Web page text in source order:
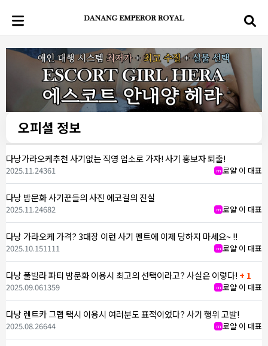
오피셜 정보
다낭가라오케추천 사기없는 직영 업소로 가자! 사기 홍보자 퇴출!
m 로얄 이 대표
2025.11.24361
다낭 밤문화 사기꾼들의 사진 에코걸의 진실
m 로얄 이 대표
2025.11.24682
다낭 가라오케 가격? 3대장 이런 사기 멘트에 이제 당하지 마세요~ !!
m 로얄 이 대표
2025.10.151111
다낭 풀빌라 파티 밤문화 이용시 최고의 선택이라고? 사실은 이렇다! + 1
m 로얄 이 대표
2025.09.061359
다낭 렌트카 그랩 택시 이용시 여러분도 표적이었다? 사기 행위 고발!
m 로얄 이 대표
2025.08.26644